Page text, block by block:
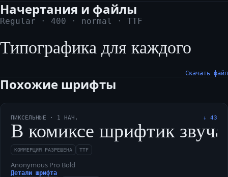
Начертания и файлы
Regular · 400 · normal · TTF
Типографика для каждого
Скачать файл
Похожие шрифты
ПИКСЕЛЬНЫЕ · 1 НАЧ. ↓ 43
В комиксе шрифтик
КОММЕРЦИЯ РАЗРЕШЕНА TTF
Anonymous Pro Bold
Детали шрифта